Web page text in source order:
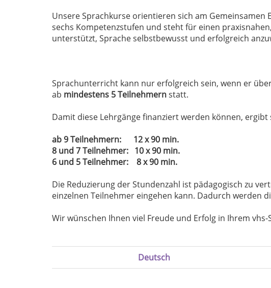
Unsere Sprachkurse orientieren sich am Gemeinsamen
sechs Kompetenzstufen und steht für einen
unterstützt, Sprache selbstbewusst und erfolgreich
Sprachunterricht kann nur erfolgreich sein, wenn er
ab mindestens 5 Teilnehmernstatt.
Damit diese Lehrgänge finanziert werden können,
ab 9 Teilnehmern: 12 x 90 min.
8 und 7 Teilnehmer: 10 x 90 min.
6 und 5 Teilnehmer: 8 x 90 min.
Die Reduzierung der Stundenzahl ist pädagogisch zu
einzelnen Teilnehmer eingehen kann. Dadurch werden
Wir wünschen Ihnen viel Freude und Erfolg in Ihrem vhs-
Deutsch